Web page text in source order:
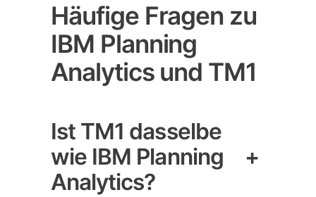
Häufige Fragen zu
IBM Planning
Analytics und TM1
Ist TM1 dasselbe
wie IBM Planning
Analytics?
+